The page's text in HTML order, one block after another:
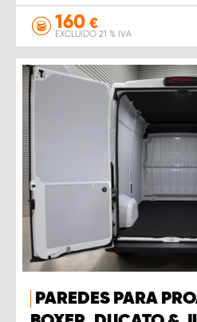
160 €
EXCLUIDO 21 % IVA
PAREDES PARA